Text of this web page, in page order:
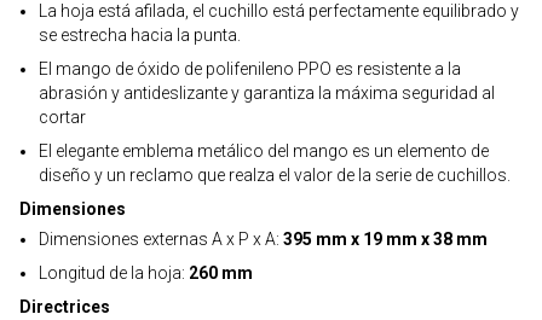
La hoja está afilada, el cuchillo está perfectamente equilibrado y
se estrecha hacia la punta.
El mango de óxido de polifenileno PPO es resistente a la
abrasión y antideslizante y garantiza la máxima seguridad al
cortar
El elegante emblema metálico del mango es un elemento de
diseño y un reclamo que realza el valor de la serie de cuchillos.
Dimensiones
Dimensiones externas A x P x A: 395 mm x 19 mm x 38 mm
Longitud de la hoja: 260 mm
Directrices